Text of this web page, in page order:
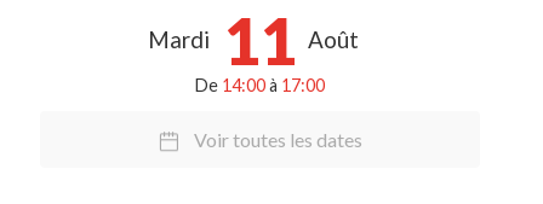
Mardi 11 Août
De 14:00à 17:00
Voir toutes les dates